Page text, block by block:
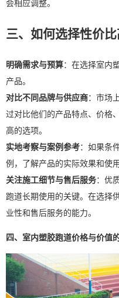
三、如何选择性价
明确需求与预算：在选择室内
产品。
对比不同品牌与供应商：市场
过对比他们的产品特点、价格
高的选项。
实地考察与案例参考：如果条
例，了解产品的实际效果和使
关注施工细节与售后服务：优
跑道长期使用的关键。在选择
业性和售后服务的能力。
四、室内塑胶跑道价格与价值